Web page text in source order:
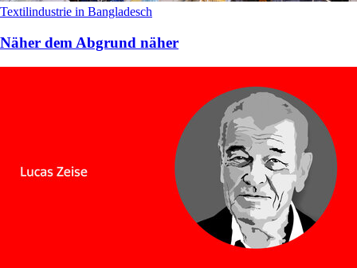
Textilindustrie in Bangladesch
Näher dem Abgrund näher